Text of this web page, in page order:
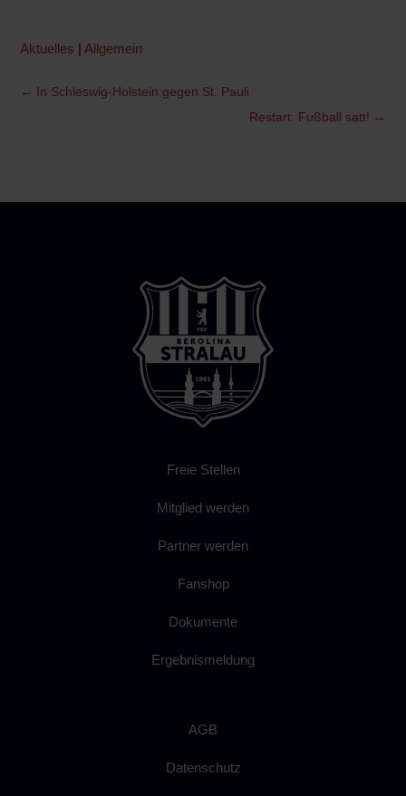
Aktuelles | Allgemein
← In Schleswig-Holstein gegen St. Pauli
Restart: Fußball satt! →
Freie Stellen
Mitglied werden
Partner werden
Fanshop
Dokumente
Ergebnismeldung
AGB
Datenschutz